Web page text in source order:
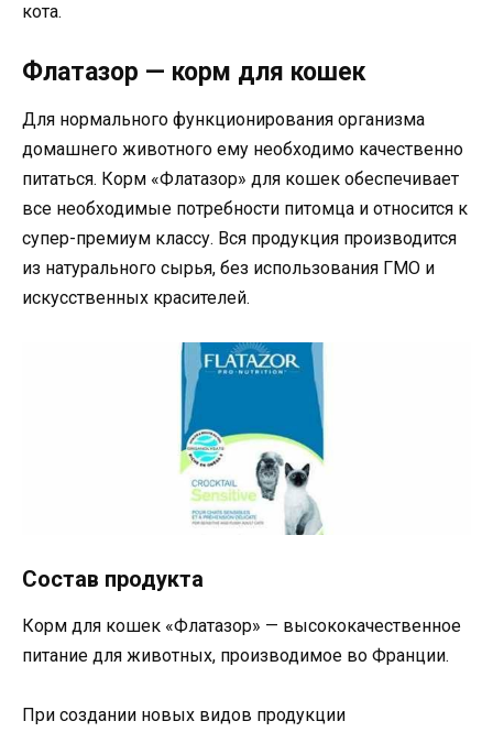
кота.
Флатазор — корм для кошек
Для нормального функционирования организма
домашнего животного ему необходимо качественно
питаться. Корм «Флатазор» для кошек обеспечивает
все необходимые потребности питомца и относится к
супер-премиум классу. Вся продукция производится
из натурального сырья, без использования ГМО и
искусственных красителей.
Состав продукта
Корм для кошек «Флатазор» — высококачественное
питание для животных, производимое во Франции.
При создании новых видов продукции